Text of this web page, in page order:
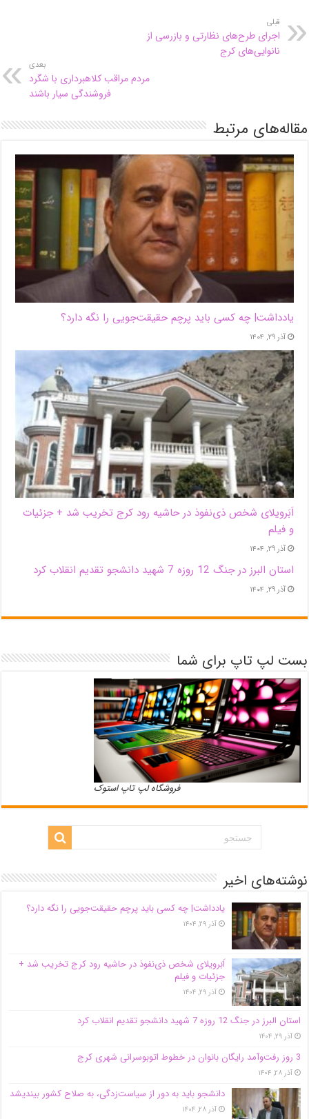
قبلی
اجرای طرح‌های نظارتی و بازرسی از
نانوایی‌های کرج
بعدی
مردم مراقب کلاهبرداری با شگرد
فروشندگی سیار باشند
مقاله‌های مرتبط
یادداشت| ‌چه کسی باید پرچم حقیقت‌جویی را نگه دارد؟
آذر ۲۹, ۱۴۰۴
اَبَر‌ویلای شخص ذی‌نفوذ در حاشیه‌ رود کرج تخریب شد + جزئیات
و فیلم
آذر ۲۹, ۱۴۰۴
استان البرز در جنگ 12 روزه 7 شهید دانشجو تقدیم انقلاب کرد
آذر ۲۹, ۱۴۰۴
بست لپ تاپ برای شما
فروشگاه لپ تاپ استوک
نوشته‌های اخیر
یادداشت| ‌چه کسی باید پرچم حقیقت‌جویی را نگه دارد؟
آذر ۲۹, ۱۴۰۴
اَبَر‌ویلای شخص ذی‌نفوذ در حاشیه‌ رود کرج تخریب شد +
جزئیات و فیلم
آذر ۲۹, ۱۴۰۴
استان البرز در جنگ 12 روزه 7 شهید دانشجو تقدیم انقلاب کرد
آذر ۲۹, ۱۴۰۴
3 روز رفت‌وآمد رایگان بانوان در خطوط اتوبوسرانی شهری کرج
آذر ۲۸, ۱۴۰۴
دانشجو باید به دور از سیاست‌زدگی، به صلاح کشور بیندیشد
آذر ۲۸, ۱۴۰۴